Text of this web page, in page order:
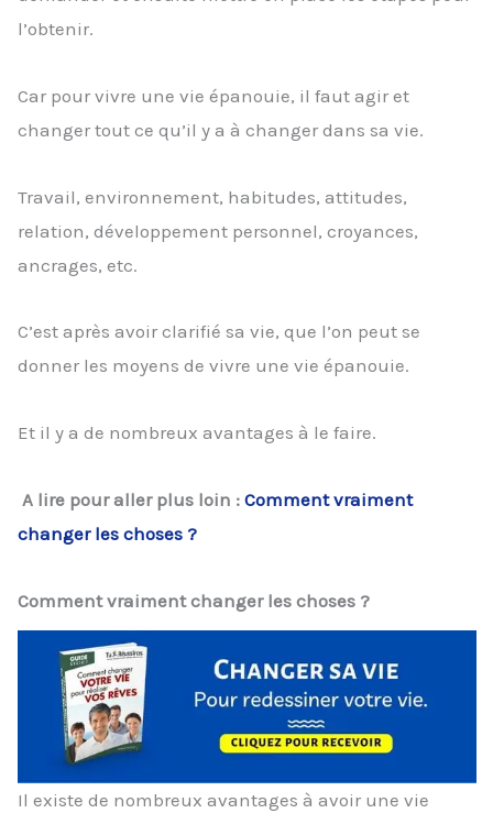
l’obtenir.
Car pour vivre une vie épanouie, il faut agir et
changer tout ce qu’il y a à changer dans sa vie.
Travail, environnement, habitudes, attitudes,
relation, développement personnel, croyances,
ancrages, etc.
C’est après avoir clarifié sa vie, que l’on peut se
donner les moyens de vivre une vie épanouie.
Et il y a de nombreux avantages à le faire.
A lire pour aller plus loin : Comment vraiment
changer les choses ?
Comment vraiment changer les choses ?
Il existe de nombreux avantages à avoir une vie